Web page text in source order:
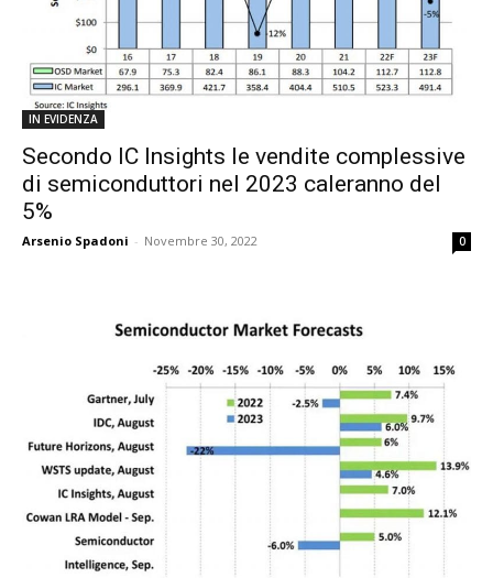
IN EVIDENZA
Secondo IC Insights le vendite complessive
di semiconduttori nel 2023 caleranno del
5%
Arsenio Spadoni - Novembre 30, 2022 0